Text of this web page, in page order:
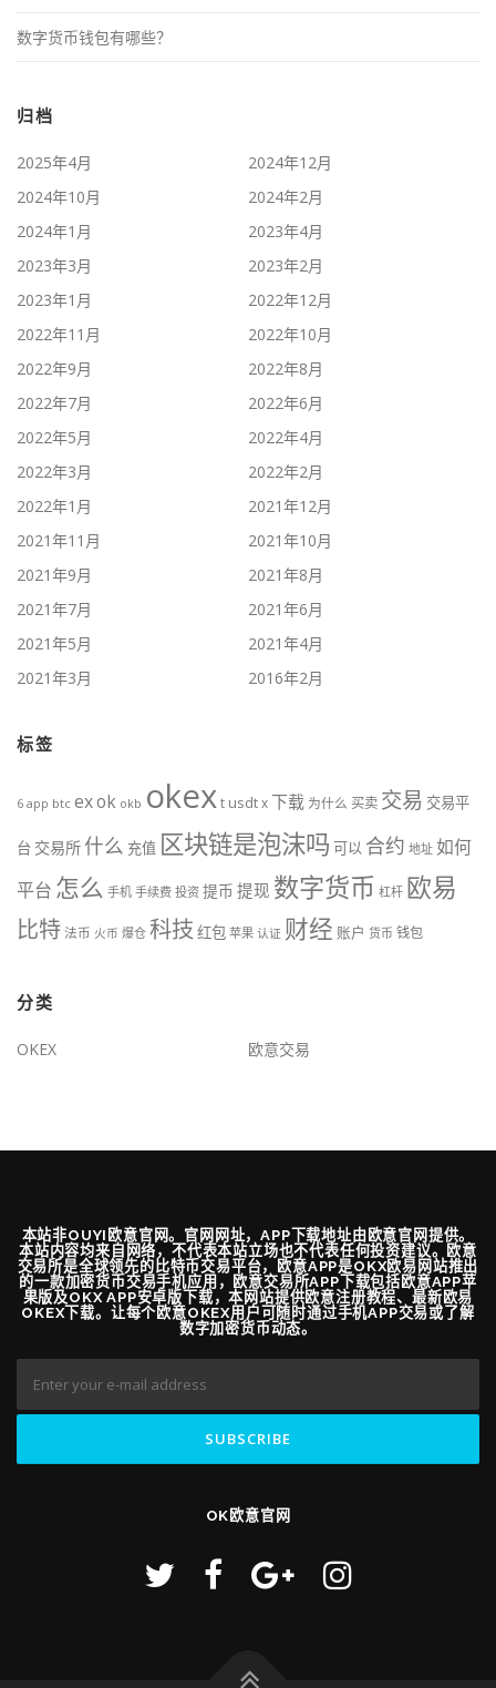
数字货币钱包有哪些？
归档
2025年4月
2024年12月
2024年10月
2024年2月
2024年1月
2023年4月
2023年3月
2023年2月
2023年1月
2022年12月
2022年11月
2022年10月
2022年9月
2022年8月
2022年7月
2022年6月
2022年5月
2022年4月
2022年3月
2022年2月
2022年1月
2021年12月
2021年11月
2021年10月
2021年9月
2021年8月
2021年7月
2021年6月
2021年5月
2021年4月
2021年3月
2016年2月
标签
6 app btc exok okb okext usdtx下载 为什么 买卖 交易 交易平
台 交易所 什么 充值 区块链是泡沫吗 可以 合约 地址 如何
平台 怎么 手机 手续费 投资 提币 提现 数字货币 杠杆 欧易
比特法币 火币 爆仓 科技 红包 苹果 认证 财经 账户 货币 钱包
分类
OKEX 欧意交易
本站非OUYI欧意官网。官网网址，APP下载地址由欧意官网提供。
本站内容均来自网络，不代表本站立场也不代表任何投资建议。欧意
交易所是全球领先的比特币交易平台，欧意APP是OKX欧易网站推出
的一款加密货币交易手机应用，欧意交易所APP下载包括欧意APP苹
果版及OKX APP安卓版下载，本网站提供欧意注册教程、最新欧易
OKEX下载。让每个欧意OKEX用户可随时通过手机APP交易或了解
数字加密货币动态。
OK欧意官网